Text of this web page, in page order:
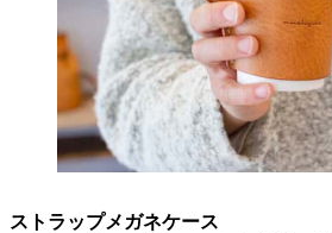
ストラップメガネケース